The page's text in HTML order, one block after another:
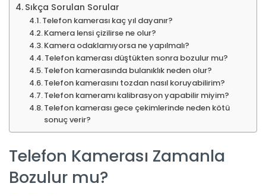
Sıkça Sorulan Sorular
Telefon kamerası kaç yıl dayanır?
Kamera lensi çizilirse ne olur?
Kamera odaklamıyorsa ne yapılmalı?
Telefon kamerası düştükten sonra bozulur mu?
Telefon kamerasında bulanıklık neden olur?
Telefon kamerasını tozdan nasıl koruyabilirim?
Telefon kameramı kalibrasyon yapabilir miyim?
Telefon kamerası gece çekimlerinde neden kötü
sonuç verir?
Telefon Kamerası Zamanla
Bozulur mu?